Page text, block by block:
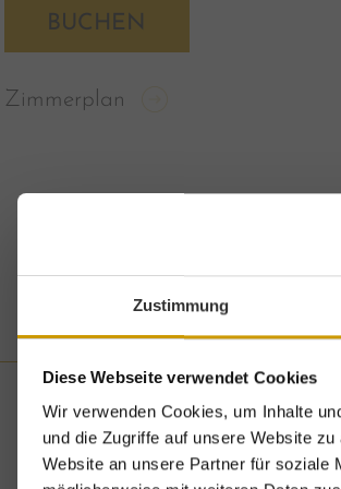
Zustimmung
Diese Webseite verwendet Cookies
Wir verwenden Cookies, um Inhalte
und die Zugriffe auf unsere Website
Website an unsere Partner für soziale
BUCHEN
Zimmerplan